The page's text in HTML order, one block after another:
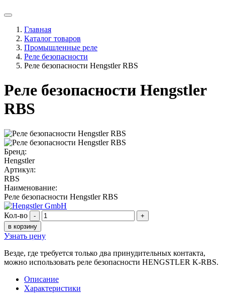
Главная
Каталог товаров
Промышленные реле
Реле безопасности
Реле безопасности Hengstler RBS
Реле безопасности Hengstler
RBS
Бренд:
Hengstler
Артикул:
RBS
Наименование:
Реле безопасности Hengstler RBS
Кол-во -
+
в корзину
Узнать цену
Везде, где требуется только два принудительных контакта,
можно использовать реле безопасности HENGSTLER K-RBS.
Описание
Характеристики